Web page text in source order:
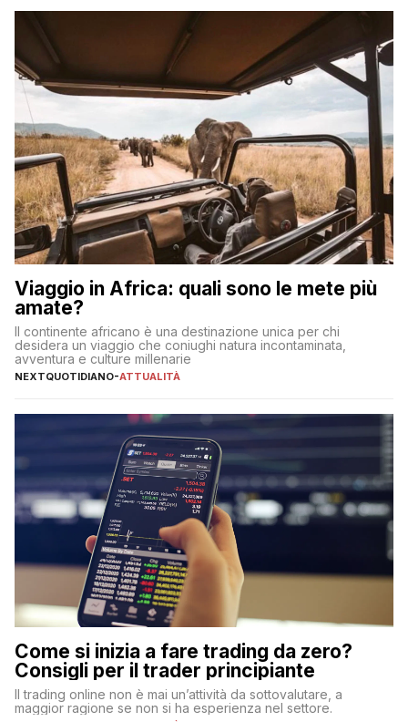
sul […]
Viaggio in Africa: quali sono le mete più
amate?
Il continente africano è una destinazione unica per chi
desidera un viaggio che coniughi natura incontaminata,
avventura e culture millenarie
NEXTQUOTIDIANO-ATTUALITÀ
Come si inizia a fare trading da zero?
Consigli per il trader principiante
Il trading online non è mai un’attività da sottovalutare, a
maggior ragione se non si ha esperienza nel settore.